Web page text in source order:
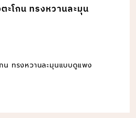
ะโกน ทรงหวานละมุน
น ทรงหวานละมุนแบบดูแพง